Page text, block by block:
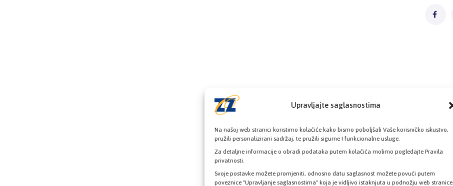
Upravljajte saglasnostima
Na našoj web stranici koristimo kolačiće kako bismo poboljšali Vaše korisničko iskustvo,
pružili personalizirani sadržaj, te pružili sigurne I funkcionalne usluge.
Za detaljne informacije o obradi podataka putem kolačića molimo pogledajte Pravila
privatnosti.
Svoje postavke možete promjeniti, odnosno datu saglasnost možete povući putem
poveznice "Upravljanje saglasnostima" koja je vidljivo istaknjuta u podnožju web stranice.